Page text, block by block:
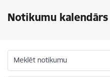
Notikumu kalendārs
Meklēt notikumu